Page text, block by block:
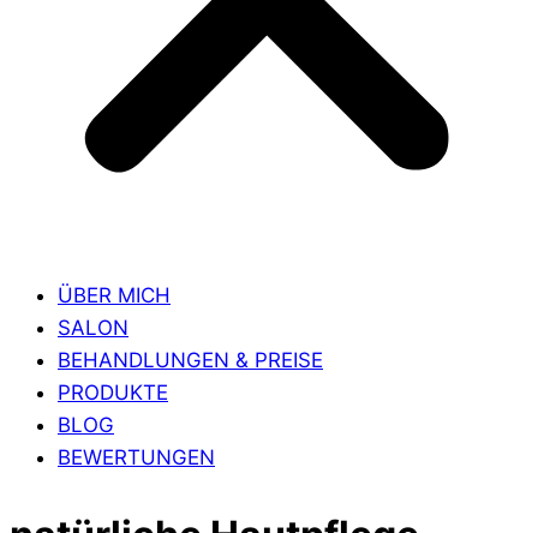
ÜBER MICH
SALON
BEHANDLUNGEN & PREISE
PRODUKTE
BLOG
BEWERTUNGEN